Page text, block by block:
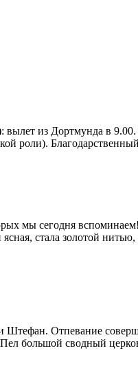
из Дортмунда в
роли).
мы сегодня
стала золотой нитью,
Штефан. Отпевание
большой сводный